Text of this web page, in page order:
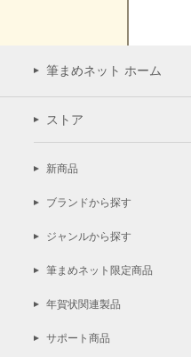
筆まめネット ホーム
ストア
新商品
ブランドから探す
ジャンルから探す
筆まめネット限定商品
年賀状関連製品
サポート商品